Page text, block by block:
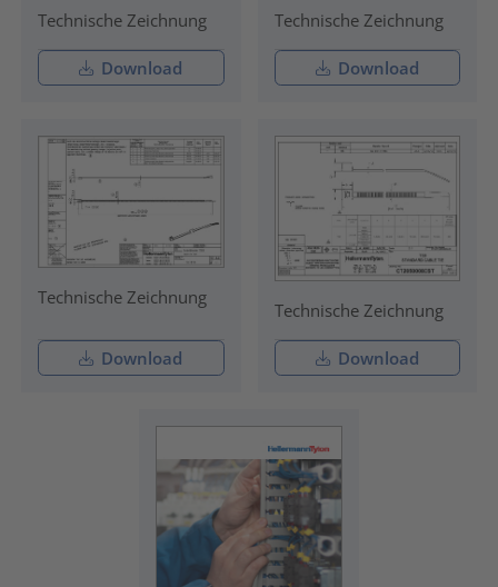
Technische Zeichnung
Download
Technische Zeichnung
Download
Technische Zeichnung
Download
Technische Zeichnung
Download